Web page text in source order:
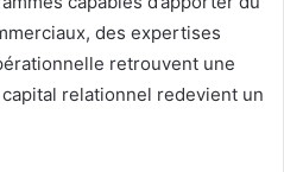
des expertises
retrouvent une
relationnel redevient un